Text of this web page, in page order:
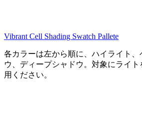
Vibrant Cell Shading Swatch Pallete
各カラーは左から順に、ハイライト
ウ、ディープシャドウ。対象にライト
用ください。